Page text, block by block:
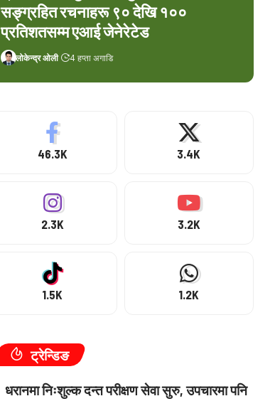
सङ्ग्रहित रचनाहरू ९० देखि १००
प्रतिशतसम्म एआई जेनेरेटेड
लोकेन्द्र ओली 4 हप्ता अगाडि
46.3K 3.4K
2.3K 3.2K
1.5K 1.2K
ट्रेन्डिङ
धरानमा निःशुल्क दन्त परीक्षण सेवा सुरु, उपचारमा पनि